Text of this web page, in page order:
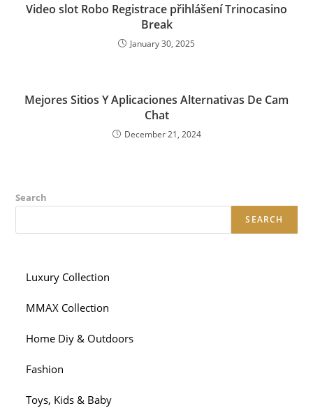
Video slot Robo Registrace přihlášení Trinocasino
Break
January 30, 2025
Mejores Sitios Y Aplicaciones Alternativas De Cam
Chat
December 21, 2024
Search
SEARCH
Luxury Collection
MMAX Collection
Home Diy & Outdoors
Fashion
Toys, Kids & Baby